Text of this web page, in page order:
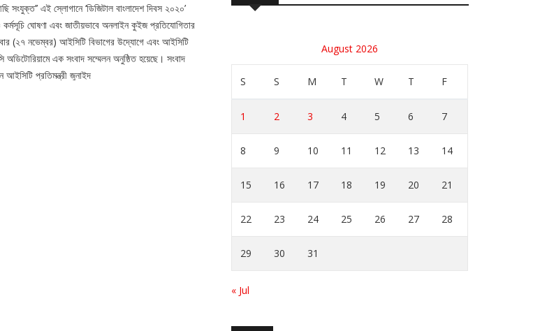
সংযুক্ত’’ এই স্লোগানে ‘ডিজিটাল বাংলাদেশ দিবস ২০২০’
ঘোষণা এবং জাতীয়ভাবে অনলাইন কুইজ প্রতিযোগিতার
(২৭ নভেম্বর) আইসিটি বিভাগের উদ্যোগে এবং আইসিটি
এক সংবাদ সম্মেলন অনুষ্ঠিত হয়েছে। সংবাদ
আইসিটি প্রতিমন্ত্রী জুনাইদ
August 2026
S S M T W T F
1 2 3 4 5 6 7
8 9 10 11 12 13 14
15 16 17 18 19 20 21
22 23 24 25 26 27 28
29 30 31
« Jul